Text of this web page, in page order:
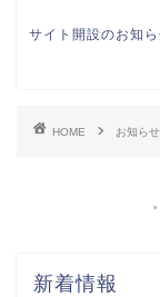
サイト開設のお知
HOME お知らせ
新着情報